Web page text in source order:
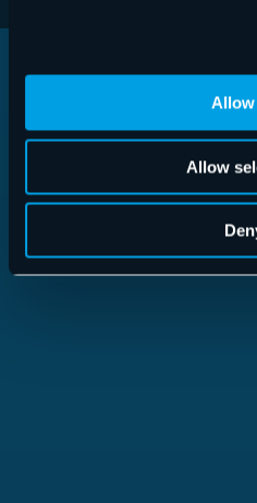
Allow
Allow
DÉCOUVREZ